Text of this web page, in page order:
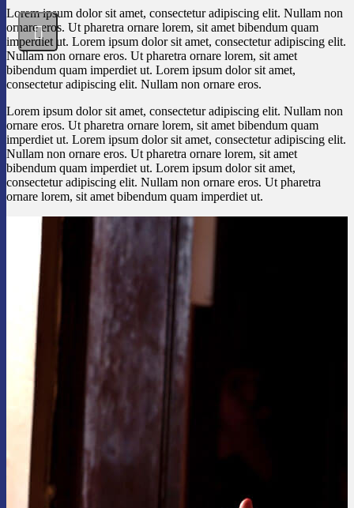
Lorem ipsum dolor sit amet, consectetur adipiscing elit. Nullam non
ornare eros. Ut pharetra ornare lorem, sit amet bibendum quam
imperdiet ut. Lorem ipsum dolor sit amet, consectetur adipiscing elit.
Nullam non ornare eros. Ut pharetra ornare lorem, sit amet
bibendum quam imperdiet ut. Lorem ipsum dolor sit amet,
consectetur adipiscing elit. Nullam non ornare eros.
Lorem ipsum dolor sit amet, consectetur adipiscing elit. Nullam non
ornare eros. Ut pharetra ornare lorem, sit amet bibendum quam
imperdiet ut. Lorem ipsum dolor sit amet, consectetur adipiscing elit.
Nullam non ornare eros. Ut pharetra ornare lorem, sit amet
bibendum quam imperdiet ut. Lorem ipsum dolor sit amet,
consectetur adipiscing elit. Nullam non ornare eros. Ut pharetra
ornare lorem, sit amet bibendum quam imperdiet ut.